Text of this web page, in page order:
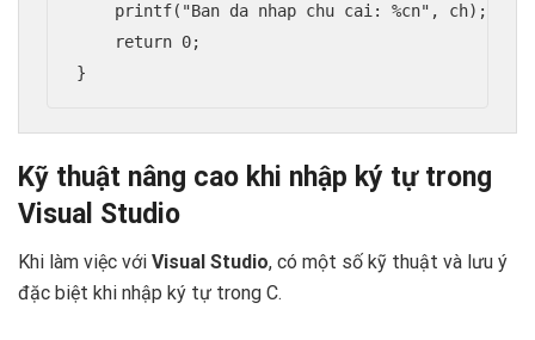
    printf("Ban da nhap chu cai: %cn", ch);
    return 0;
Kỹ thuật nâng cao khi nhập ký tự trong
Visual Studio
Khi làm việc với Visual Studio, có một số kỹ thuật và lưu ý
đặc biệt khi nhập ký tự trong C.